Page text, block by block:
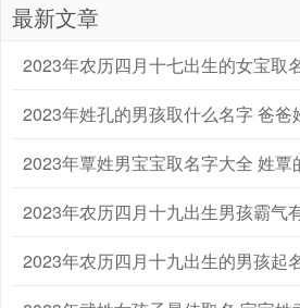
最新文章
2023年姓孔的男孩取什么名字 爸爸
2023年覃姓男宝宝取名字大全 姓覃